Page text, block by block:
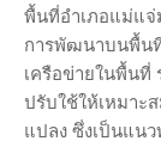
พื้นที่อำเภอแม่แจ่
การพัฒนาบนพื้นที่
เครือข่ายในพื้นที่
ปรับใช้ให้เหมาะ
แปลง ซึ่งเป็นแน